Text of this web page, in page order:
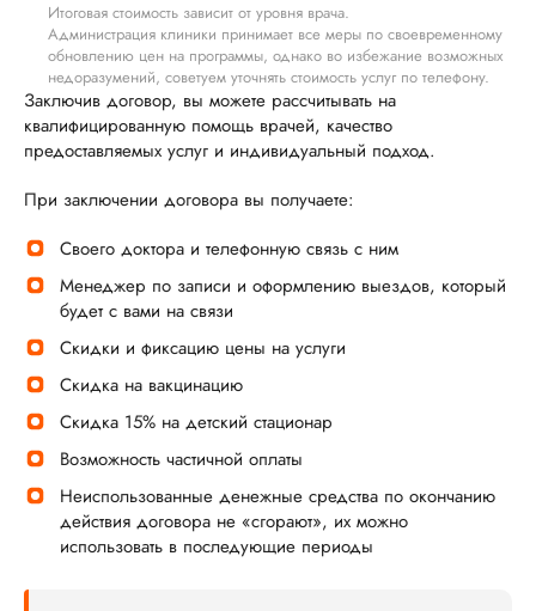
Заключив договор, вы можете рассчитывать на
квалифицированную помощь врачей, качество
предоставляемых услуг и индивидуальный подход.
При заключении договора вы получаете:
Своего доктора и телефонную связь с ним
Менеджер по записи и оформлению выездов, который
будет с вами на связи
Скидки и фиксацию цены на услуги
Скидка на вакцинацию
Скидка 15% на детский стационар
Возможность частичной оплаты
Неиспользованные денежные средства по окончанию
действия договора не «сгорают», их можно
использовать в последующие периоды
Итоговая стоимость зависит от уровня врача.
Администрация клиники принимает все меры по своевременному
обновлению цен на программы, однако во избежание возможных
недоразумений, советуем уточнять стоимость услуг по телефону.